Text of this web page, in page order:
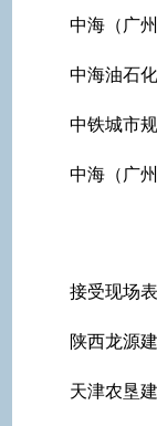
中海（广
中海油石
中铁城市
中海（广
接受现场
陕西龙源
天津农垦